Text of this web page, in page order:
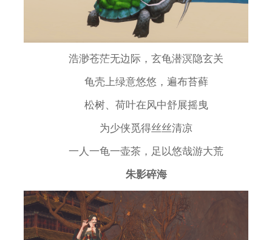
浩渺苍茫无边际，玄龟潜溟隐玄关
龟壳上绿意悠悠，遍布苔藓
松树、荷叶在风中舒展摇曳
为少侠觅得丝丝清凉
一人一龟一壶茶，足以悠哉游大荒
朱影碎海